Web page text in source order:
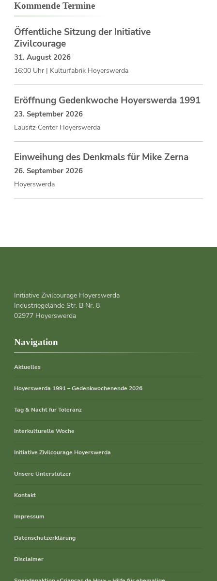
Kommende Termine
Öffentliche Sitzung der Initiative
Zivilcourage
31. August 2026
16:00 Uhr | Kulturfabrik Hoyerswerda
Eröffnung Gedenkwoche Hoyerswerda 1991
23. September 2026
Lausitz-Center Hoyerswerda
Einweihung des Denkmals für Mike Zerna
26. September 2026
Hoyerswerda
Initiative Zivilcourage Hoyerswerda
Industriegelände Str. B Nr. 8
02977 Hoyerswerda
Navigation
Aktuelles
Hoyerswerda 1991 – Gedenkwochenende 2026
Tag & Nacht für Toleranz
Interkulturelle Woche
Initiative Zivilcourage Hoyerswerda
Unsere Unterstützer
Kontakt
Impressum
Datenschutzerklärung
Disclaimer